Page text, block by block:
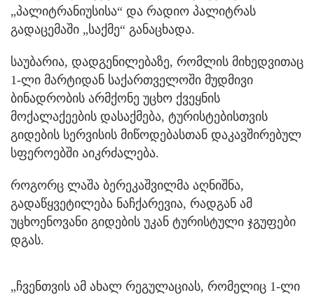
„პალიტრანიუსისა“ და რადიო პალიტრას
გადაცემაში „საქმე“ განაცხადა.
საუბარია, დადგენილებაზე, რომლის მიხედვითაც
1-ლი მარტიდან საქართველოში მუდმივი
ბინადრობის არმქონე უცხო ქვეყნის
მოქალაქეების დასაქმება, ტურისტებისთვის
გიდების სერვისის მიწოდებასთან დაკავშირებულ
სფეროებში აიკრძალება.
როგორც ლაშა ბერეკაშვილმა აღნიშნა,
გადაწყვეტილება ნაჩქარევია, რადგან ამ
უცხოენოვანი გიდების უკან ტურისტული ჯგუფები
დგას.
„ჩვენთვის ამ ახალ რეგულაციას, რომელიც 1-ლი